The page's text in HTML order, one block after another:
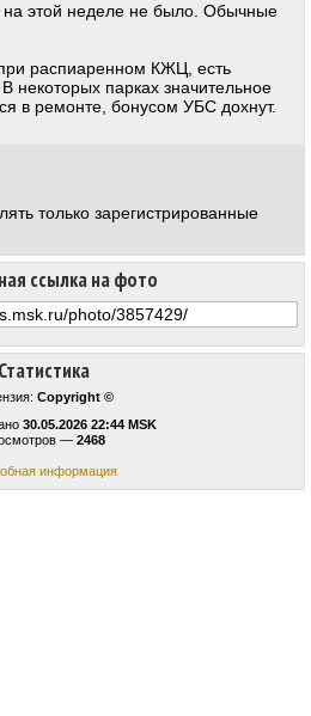
Статистика
Copyright ©
30.05.2026 22:44 MSK
— 2468
информация
ссылка на фото
на этой неделе не было. Обычные
распиаренном КЖЦ, есть
некоторых парках значительное
в ремонте, бонусом УБС дохнут.
только зарегистрированные